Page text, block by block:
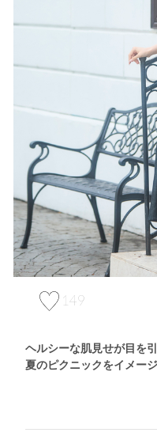
149
ヘルシーな肌見せが目を
夏のピクニックをイメー